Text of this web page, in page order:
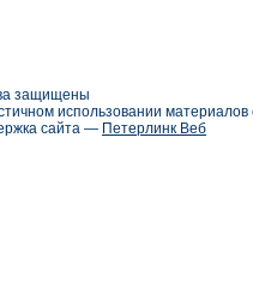
защищены
использовании
сайта — Петерлинк Веб